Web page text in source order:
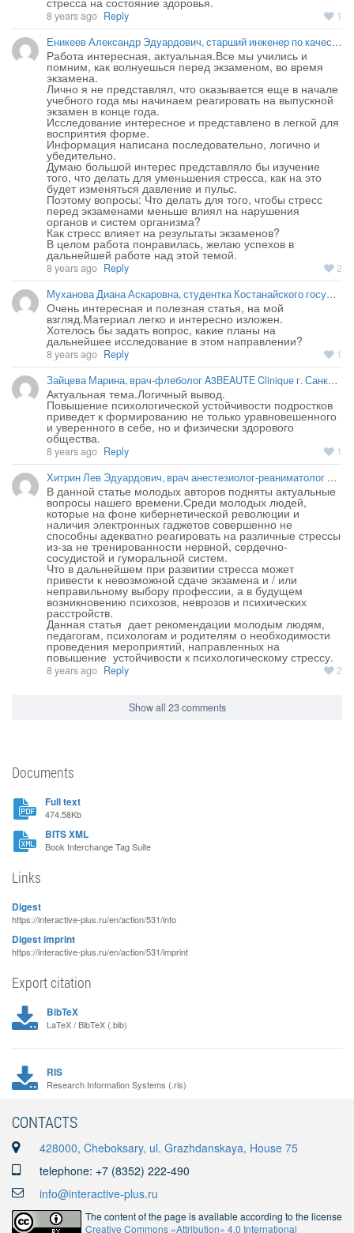
1
8 years ago Reply
Еникеев Александр Эдуардович, старший инженер по качеству EPAM Kazakhstan г. Караганды Республики Казазстан
Работа интересная, актуальная.Все мы учились и
помним, как волнуешься перед экзаменом, во время
экзамена.
Лично я не представлял, что оказывается еще в начале
учебного года мы начинаем реагировать на выпускной
экзамен в конце года.
Исследование интересное и представлено в легкой для
восприятия форме.
Информация написана последовательно, логично и
убедительно.
Думаю большой интерес представляло бы изучение
того, что делать для уменьшения стресса, как на это
будет изменяться давление и пульс.
Поэтому вопросы: Что делать для того, чтобы стресс
перед экзаменами меньше влиял на нарушения
органов и систем организма?
Как стресс влияет на результаты экзаменов?
В целом работа понравилась, желаю успехов в
2
8 years ago Reply
Муханова Диана Аскаровна, студентка Костанайского государственного университета г. Костанай Республики Казахстан
Очень интересная и полезная статья, на мой
взгляд.Материал легко и интересно изложен.
Хотелось бы задать вопрос, какие планы на
1
8 years ago Reply
Зайцева Марина, врач-флеболог A3BEAUTE Clinique г. Санкт-Петербурга
Актуальная тема.Логичный вывод.
Повышение психологической устойчивости подростков
приведет к формированию не только уравновешенного
и уверенного в себе, но и физически здорового
1
8 years ago Reply
Хитрин Лев Эдуардович, врач анестезиолог-реаниматолог высшей категории клиники «МЕДЛАНЖ» г. Москвы
В данной статье молодых авторов подняты актуальные
вопросы нашего времени.Среди молодых людей,
которые на фоне кибернетической революции и
наличия электронных гаджетов совершенно не
способны адекватно реагировать на различные стрессы
из-за не тренированности нервной, сердечно-
сосудистой и гуморальной систем.
Что в дальнейшем при развитии стресса может
привести к невозможной сдаче экзамена и / или
неправильному выбору профессии, а в будущем
возникновению психозов, неврозов и психических
расстройств.
Данная статья  дает рекомендации молодым людям,
педагогам, психологам и родителям о необходимости
проведения мероприятий, направленных на
2
8 years ago Reply
Show all 23 comments
Documents
Full text
474.58Kb
BITS XML
Book Interchange Tag Suite
Links
Digest
https://interactive-plus.ru/en/action/531/info
Digest imprint
https://interactive-plus.ru/en/action/531/imprint
Export citation
BibTeX
LaTeX / BibTeX (.bib)
RIS
Research Information Systems (.ris)
CONTACTS
428000, Cheboksary, ul. Grazhdanskaya, House 75
telephone: +7 (8352) 222-490
info@interactive-plus.ru
The content of the page is available according to the license
Creative Commons «Attribution» 4.0 International